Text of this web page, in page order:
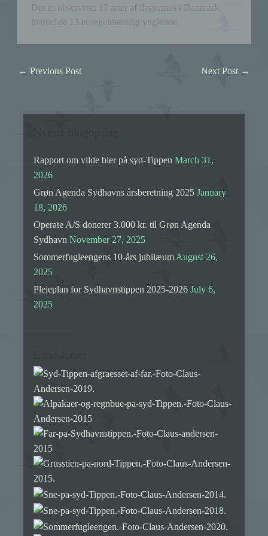
Der er observeret 17 arter af flagermus i Danmark,
hvoraf de 13 er regelmæssigt ynglende.
← Previous Post Next Post →
Rapport om vilde bier på syd-Tippen March 31,
2026
Grøn Agenda Sydhavns årsberetning 2025 January
18, 2026
Operate A/S donerer 3.000 kr. til Grøn Agenda
Sydhavn November 27, 2025
Sommerfugleengens 10-års jubilæum August 26,
2025
Plejeplan for Sydhavnstippen 2025-2026 July 6,
2025